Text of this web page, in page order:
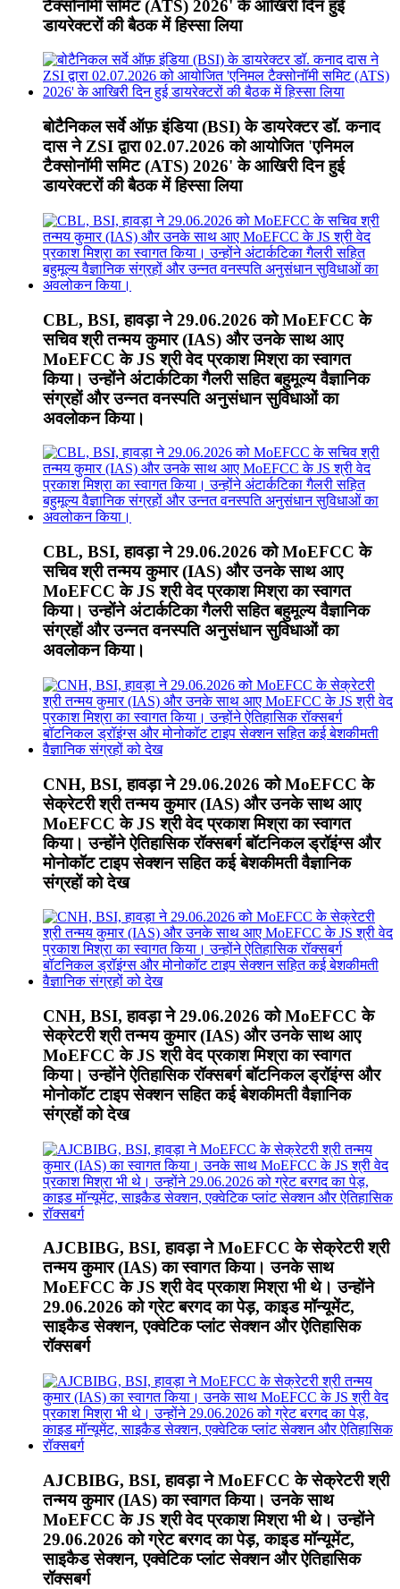
टैक्सोनॉमी समिट (ATS) 2026' के आखिरी दिन हुई
डायरेक्टरों की बैठक में हिस्सा लिया
बोटैनिकल सर्वे ऑफ़ इंडिया (BSI) के डायरेक्टर डॉ. कनाद
दास ने ZSI द्वारा 02.07.2026 को आयोजित 'एनिमल
टैक्सोनॉमी समिट (ATS) 2026' के आखिरी दिन हुई
डायरेक्टरों की बैठक में हिस्सा लिया
CBL, BSI, हावड़ा ने 29.06.2026 को MoEFCC के
सचिव श्री तन्मय कुमार (IAS) और उनके साथ आए
MoEFCC के JS श्री वेद प्रकाश मिश्रा का स्वागत
किया। उन्होंने अंटार्कटिका गैलरी सहित बहुमूल्य वैज्ञानिक
संग्रहों और उन्नत वनस्पति अनुसंधान सुविधाओं का
अवलोकन किया।
CBL, BSI, हावड़ा ने 29.06.2026 को MoEFCC के
सचिव श्री तन्मय कुमार (IAS) और उनके साथ आए
MoEFCC के JS श्री वेद प्रकाश मिश्रा का स्वागत
किया। उन्होंने अंटार्कटिका गैलरी सहित बहुमूल्य वैज्ञानिक
संग्रहों और उन्नत वनस्पति अनुसंधान सुविधाओं का
अवलोकन किया।
CNH, BSI, हावड़ा ने 29.06.2026 को MoEFCC के
सेक्रेटरी श्री तन्मय कुमार (IAS) और उनके साथ आए
MoEFCC के JS श्री वेद प्रकाश मिश्रा का स्वागत
किया। उन्होंने ऐतिहासिक रॉक्सबर्ग बॉटनिकल ड्रॉइंग्स और
मोनोकॉट टाइप सेक्शन सहित कई बेशकीमती वैज्ञानिक
संग्रहों को देख
CNH, BSI, हावड़ा ने 29.06.2026 को MoEFCC के
सेक्रेटरी श्री तन्मय कुमार (IAS) और उनके साथ आए
MoEFCC के JS श्री वेद प्रकाश मिश्रा का स्वागत
किया। उन्होंने ऐतिहासिक रॉक्सबर्ग बॉटनिकल ड्रॉइंग्स और
मोनोकॉट टाइप सेक्शन सहित कई बेशकीमती वैज्ञानिक
संग्रहों को देख
AJCBIBG, BSI, हावड़ा ने MoEFCC के सेक्रेटरी श्री
तन्मय कुमार (IAS) का स्वागत किया। उनके साथ
MoEFCC के JS श्री वेद प्रकाश मिश्रा भी थे। उन्होंने
29.06.2026 को ग्रेट बरगद का पेड़, काइड मॉन्यूमेंट,
साइकैड सेक्शन, एक्वेटिक प्लांट सेक्शन और ऐतिहासिक
रॉक्सबर्ग
AJCBIBG, BSI, हावड़ा ने MoEFCC के सेक्रेटरी श्री
तन्मय कुमार (IAS) का स्वागत किया। उनके साथ
MoEFCC के JS श्री वेद प्रकाश मिश्रा भी थे। उन्होंने
29.06.2026 को ग्रेट बरगद का पेड़, काइड मॉन्यूमेंट,
साइकैड सेक्शन, एक्वेटिक प्लांट सेक्शन और ऐतिहासिक
रॉक्सबर्ग